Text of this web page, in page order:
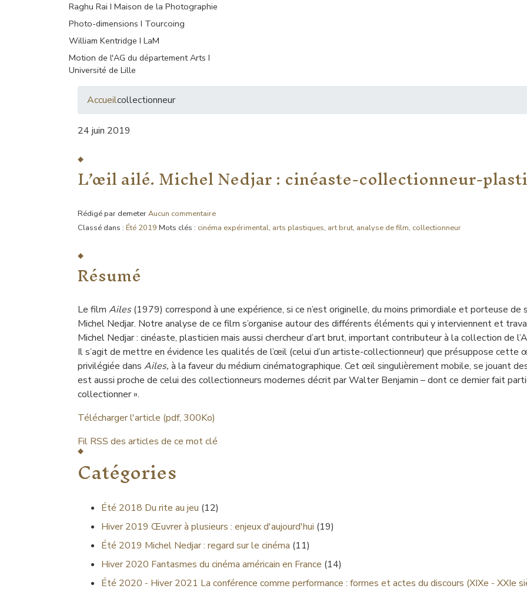
Raghu Rai I Maison de la Photographie
Photo-dimensions I Tourcoing
William Kentridge I LaM
Motion de l'AG du département Arts I
Université de Lille
Accueilcollectionneur
24 juin 2019
L’œil ailé. Michel Nedjar : cinéaste-collectionneur-
Rédigé par demeterAucun commentaire
Classé dans : Été 2019 Mots clés : cinéma expérimental, arts plastiques, art brut, analyse de film, collectionneur
Résumé
Le film Ailes(1979) correspond à une expérience, si ce n’est originelle, du moins primordiale et porteuse de
Michel Nedjar. Notre analyse de ce film s’organise autour des différents éléments qui y interviennent et
Michel Nedjar: cinéaste, plasticien mais aussi chercheur d’art brut, important contributeur à la collection de
Il s’agit de mettre en évidence les qualités de l’œil (celui d’un artiste-collectionneur) que présuppose cette
privilégiée dans Ailes, à la faveur du médium cinématographique. Cet œil singulièrement mobile, se jouant
est aussi proche de celui des collectionneurs modernes décrit par Walter Benjamin – dont ce dernier fait
collectionner ».
Télécharger l'article (pdf, 300Ko)
Fil RSS des articles de ce mot clé
Catégories
Été 2018 Du rite au jeu (12)
Hiver 2019 Œuvrer à plusieurs : enjeux d'aujourd'hui (19)
Été 2019 Michel Nedjar : regard sur le cinéma (11)
Hiver 2020 Fantasmes du cinéma américain en France (14)
Été 2020 - Hiver 2021 La conférence comme performance : formes et actes du discours (XIXe - XXIe